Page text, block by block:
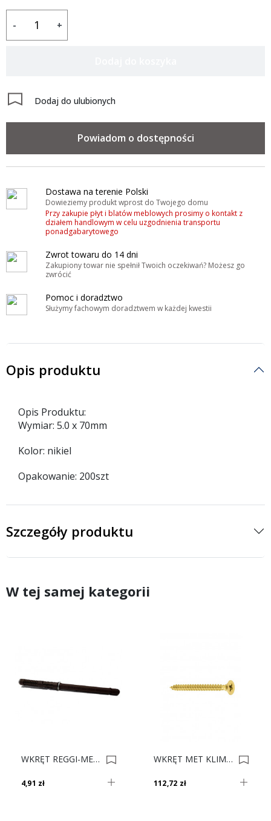
- +
Dodaj do ulubionych
Powiadom o dostępności
Dostawa na terenie Polski
Dowieziemy produkt wprost do Twojego domu
Przy zakupie płyt i blatów meblowych prosimy o kontakt z
działem handlowym w celu uzgodnienia transportu
ponadgabarytowego
Zwrot towaru do 14 dni
Zakupiony towar nie spełnił Twoich oczekiwań? Możesz go
zwrócić
Pomoc i doradztwo
Służymy fachowym doradztwem w każdej kwestii
Opis produktu
Opis Produktu:
Wymiar: 5.0 x 70mm
Kolor: nikiel
Opakowanie: 200szt
Szczegóły produktu
W tej samej kategorii
WKRĘT REGGI-MENSOLE I14x140mm 0003838
4,91 zł
WKRĘT MET KLIMAS 4.0x16 Op. 5035 5 Kg 0033777
112,72 zł